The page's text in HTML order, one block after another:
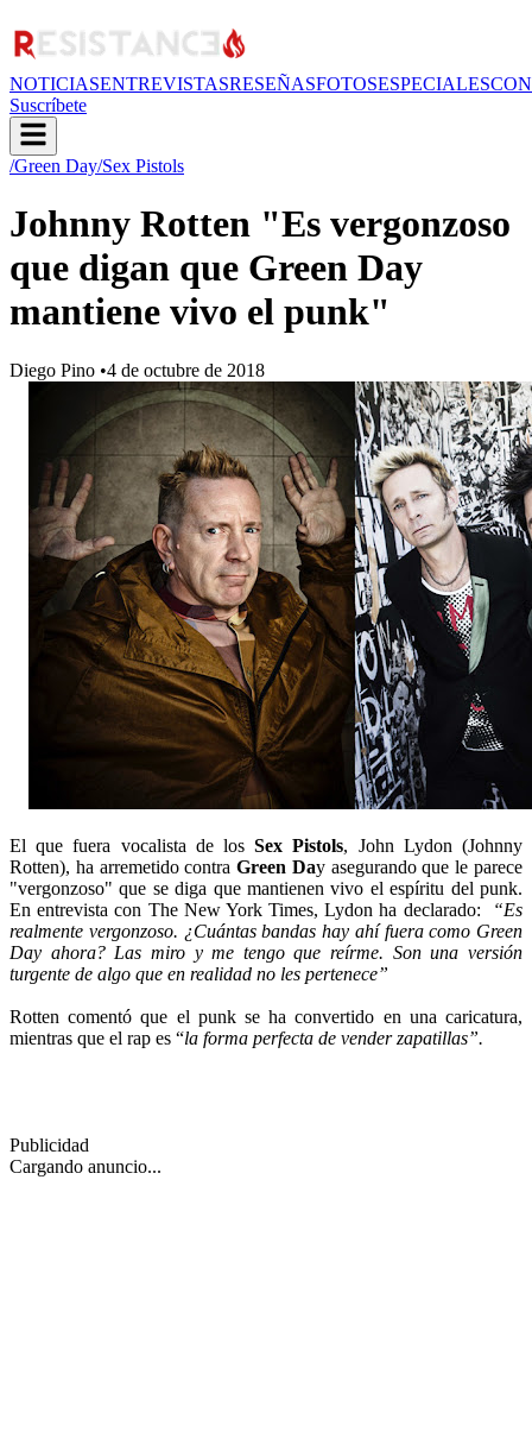
NOTICIASENTREVISTASRESEÑASFOTOSESPECIALES
Suscríbete
/Green Day/Sex Pistols
Johnny Rotten "Es vergonzoso
que digan que Green Day
mantiene vivo el punk"
Diego Pino •4 de octubre de 2018
El que fuera vocalista de losSex Pistols, John Lydon (Johnny
Rotten), ha arremetido contraGreen Day asegurando que le parece
"vergonzoso" que se diga que mantienen vivo el espíritu del punk.
En entrevista con The New York Times, Lydon ha declarado:
“Es
realmente vergonzoso. ¿Cuántas bandas hay ahí fuera como Green
Day ahora? Las miro y me tengo que reírme. Son una versión
turgente de algo que en realidad no les pertenece”
Rotten comentó que el punk se ha convertido en una caricatura,
mientras que el rap es “la forma perfecta de vender zapatillas”.
Publicidad
Cargando anuncio...